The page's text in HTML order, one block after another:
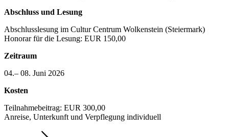
Abschluss und Lesung
Abschlusslesung im Cultur Centrum Wolkenstein (Steiermark)
Honorar für die Lesung: EUR 150,00
Zeitraum
04.– 08. Juni 2026
Kosten
Teilnahmebeitrag: EUR 300,00
Anreise, Unterkunft und Verpflegung individuell